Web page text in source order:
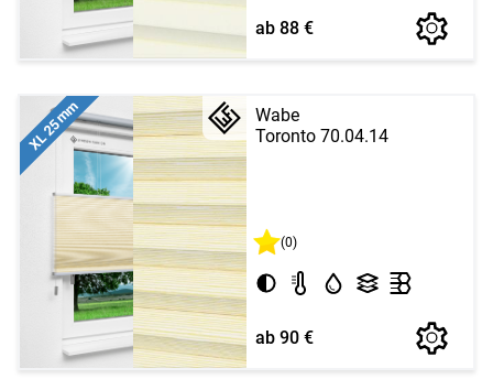
ab 88 €
Wabe
Toronto 70.04.14
XL 25 mm
(0)
ab 90 €